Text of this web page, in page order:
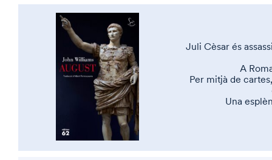
Juli Cèsar és
A
Per mitjà de
Una